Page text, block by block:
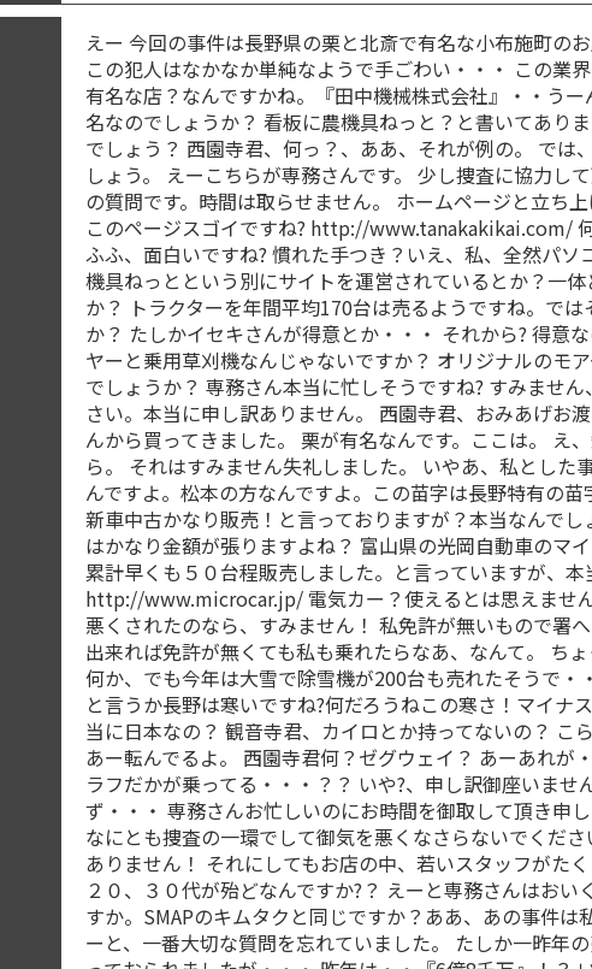
えー 今回の事件は長野県の栗と北斎で有名な小布施町の
この犯人はなかなか単純なようで手ごわい・・・ この業
有名な店？なんですかね。『田中機械株式会社』・・う
名なのでしょうか？ 看板に農機具ねっと？と書いてあり
でしょう？ 西園寺君、何っ？、ああ、それが例の。 では
しょう。 えーこちらが専務さんです。 少し捜査に協力し
の質問です。時間は取らせません。 ホームページと立ち
このページスゴイですね? http://www.tanakakikai.com/
ふふ、面白いですね? 慣れた手つき？いえ、私、全然パソ
機具ねっとという別にサイトを運営されているとか？一
か？ トラクターを年間平均170台は売るようですね。で
か？ たしかイセキさんが得意とか・・・ それから? 得意
ヤーと乗用草刈機なんじゃないですか？ オリジナルのモ
でしょうか？ 専務さん本当に忙しそうですね? すみませ
さい。本当に申し訳ありません。 西園寺君、おみあげお
んから買ってきました。 栗が有名なんです。ここは。 え
ら。 それはすみません失礼しました。 いやあ、私とした
んですよ。松本の方なんですよ。この苗字は長野特有の
新車中古かなり販売！と言っておりますが？本当なんで
はかなり金額が張りますよね？ 富山県の光岡自動車のマイ
累計早くも５０台程販売しました。と言っていますが、本
http://www.microcar.jp/ 電気カー？使えるとは思えませ
悪くされたのなら、すみません！ 私免許が無いもので署へ
出来れば免許が無くても私も乗れたらなあ、なんて。 ちょ
何か、でも今年は大雪で除雪機が200台も売れたそうで・
と言うか長野は寒いですね?何だろうねこの寒さ！マイナ
当に日本なの？ 観音寺君、カイロとか持ってないの？ こ
あー転んでるよ。 西園寺君何？ゼグウェイ？ あーあれが
ラフだかが乗ってる・・・？？ いや?、申し訳御座いませ
ず・・・ 専務さんお忙しいのにお時間を御取して頂き申し
なにとも捜査の一環でして御気を悪くなさらないでくだ
ありません！ それにしてもお店の中、若いスタッフがた
２０、３０代が殆どなんですか?？ えーと専務さんはおい
すか。SMAPのキムタクと同じですか？ああ、あの事件は
ーと、一番大切な質問を忘れていました。 たしか一昨年